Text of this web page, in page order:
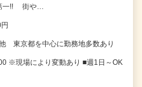
一!! 街や…
東京都を中心に勤務地多数あり
※現場により変動あり ■週1日～OK